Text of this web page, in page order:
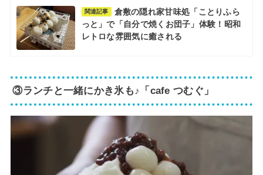
関連記事
倉敷の隠れ家甘味処「ことりふら
っと」で「自分で焼くお団子」体験！昭和
レトロな雰囲気に癒される
③ランチと一緒にかき氷も♪「cafe つむぐ」